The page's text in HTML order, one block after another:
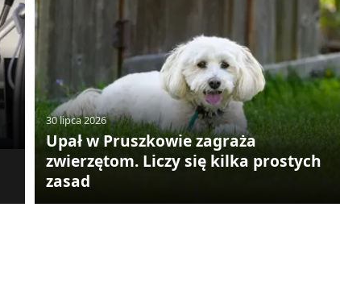
30 lipca 2026
Upał w Pruszkowie zagraża
zwierzętom. Liczy się kilka prostych
zasad